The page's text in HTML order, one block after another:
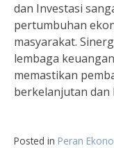
dan Investasi
pertumbuhan
masyarakat.
lembaga
memastikan
berkelanjutan dan
Posted in Peran